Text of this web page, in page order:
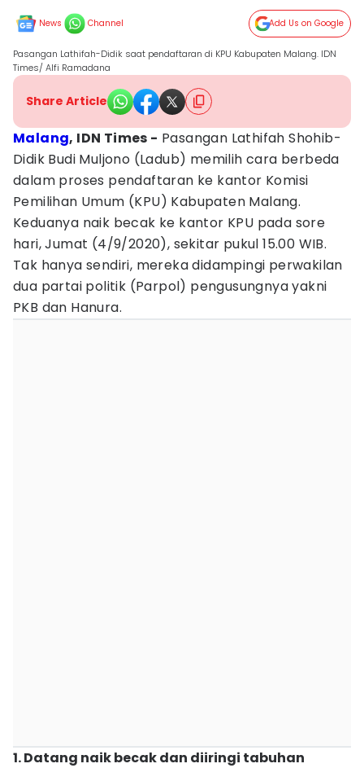
News Channel Add Us on Google
Pasangan Lathifah-Didik saat pendaftaran di KPU Kabupaten Malang. IDN
Times/ Alfi Ramadana
Share Article
Malang, IDN Times - Pasangan Lathifah Shohib-
Didik Budi Muljono (Ladub) memilih cara berbeda
dalam proses pendaftaran ke kantor Komisi
Pemilihan Umum (KPU) Kabupaten Malang.
Keduanya naik becak ke kantor KPU pada sore
hari, Jumat (4/9/2020), sekitar pukul 15.00 WIB.
Tak hanya sendiri, mereka didampingi perwakilan
dua partai politik (Parpol) pengusungnya yakni
PKB dan Hanura.
1. Datang naik becak dan diiringi tabuhan